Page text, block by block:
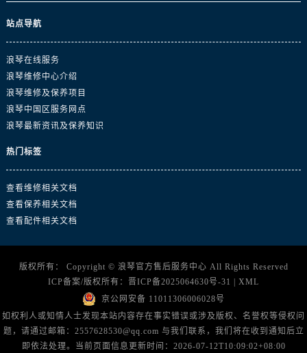
浙江省湖州市吴兴区劳动路浪琴售后服务中心（需提前预约）
站点导航
浪琴在线服务
浪琴维修中心介绍
浪琴维修及保养项目
浪琴中国区服务网点
浪琴最新资讯及保养知识
热门标签
查看维修相关文档
查看保养相关文档
查看配件相关文档
版权所有： Copyright © 浪琴官方售后服务中心 All Rights Reserved
ICP备案/版权所有： 晋ICP备2025064630号-31
XML
京公网安备 11011306006028号
如权利人或知情人士发现本站内容存在事实错误或涉及版权、名誉权等侵权问
题，请通过邮箱：2557628530@qq.com 与我们联系，我们将在收到通知后立
即依法处理。当前页面信息更新时间：2026-07-12T10:09:02+08:00